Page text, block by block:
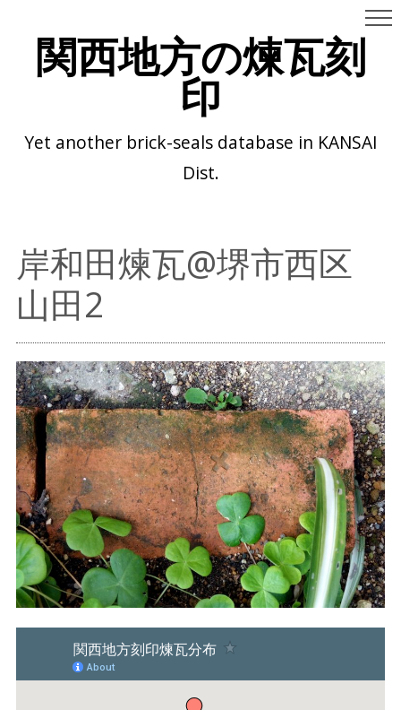
関西地方の煉瓦刻
印
Yet another brick-seals database in KANSAI
Dist.
岸和田煉瓦@堺市西区
山田2